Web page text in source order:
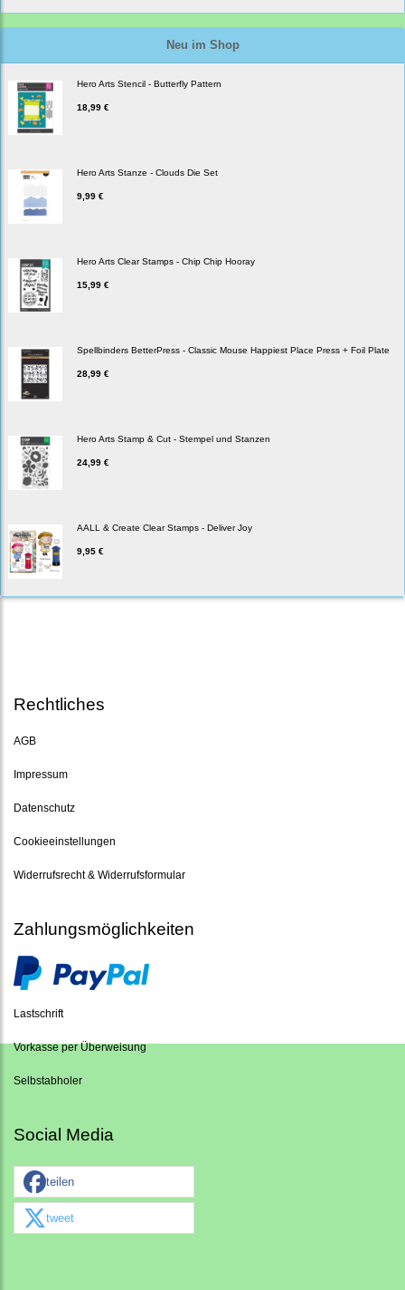
Neu im Shop
Hero Arts Stencil - Butterfly Pattern
18,99 €
Hero Arts Stanze - Clouds Die Set
9,99 €
Hero Arts Clear Stamps - Chip Chip Hooray
15,99 €
Spellbinders BetterPress - Classic Mouse Happiest Place Press + Foil Plate
28,99 €
Hero Arts Stamp & Cut - Stempel und Stanzen
24,99 €
AALL & Create Clear Stamps - Deliver Joy
9,95 €
Rechtliches
AGB
Impressum
Datenschutz
Cookieeinstellungen
Widerrufsrecht & Widerrufsformular
Zahlungsmöglichkeiten
Lastschrift
Vorkasse per Überweisung
Selbstabholer
Social Media
teilen
tweet